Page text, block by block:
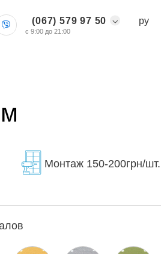
(067) 579 97 50
с 9:00 до 21:00
ру
Монтаж 150-200грн/шт.